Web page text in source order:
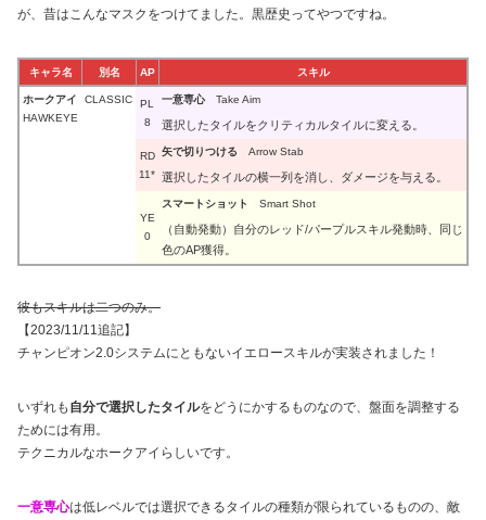
が、昔はこんなマスクをつけてました。黒歴史ってやつですね。
キャラ名 別名 AP スキル
ホークアイ
HAWKEYE
CLASSIC
PL
8
一意専心Take Aim
選択したタイルをクリティカルタイルに変える。
RD
11*
矢で切りつける Arrow Stab
選択したタイルの横一列を消し、ダメージを与える。
YE
0
スマートショット Smart Shot
（自動発動）自分のレッド/パープルスキル発動時、同じ
色のAP獲得。
彼もスキルは二つのみ。
【2023/11/11追記】
チャンピオン2.0システムにともないイエロースキルが実装されました！
いずれも 自分で選択したタイルをどうにかするものなので、盤面を調整する
ためには有用。
テクニカルなホークアイらしいです。
一意専心は低レベルでは選択できるタイルの種類が限られているものの、敵